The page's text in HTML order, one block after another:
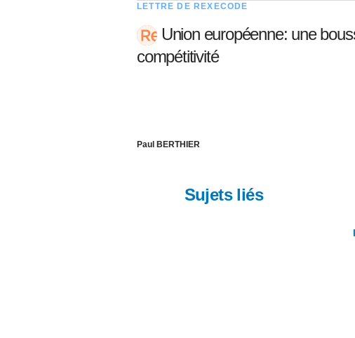
LETTRE DE REXECODE
Union européenne: une
compétitivité
Paul BERTHIER
Sujets liés